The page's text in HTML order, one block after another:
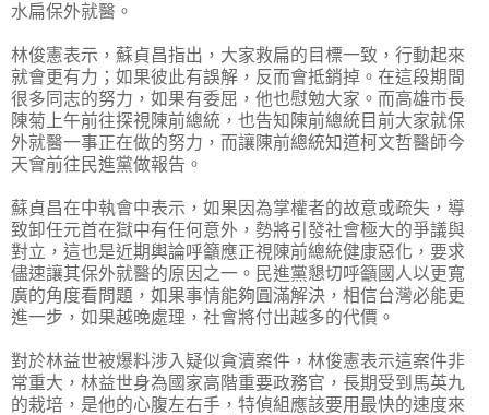
水扁保外就醫。
林俊憲表示，蘇貞昌指出，大家救扁的目標一致，行動起來
就會更有力；如果彼此有誤解，反而會抵銷掉。在這段期間
很多同志的努力，如果有委屈，他也慰勉大家。而高雄市長
陳菊上午前往探視陳前總統，也告知陳前總統目前大家就保
外就醫一事正在做的努力，而讓陳前總統知道柯文哲醫師今
天會前往民進黨做報告。
蘇貞昌在中執會中表示，如果因為掌權者的故意或疏失，導
致卸任元首在獄中有任何意外，勢將引發社會極大的爭議與
對立，這也是近期輿論呼籲應正視陳前總統健康惡化，要求
儘速讓其保外就醫的原因之一。民進黨懇切呼籲國人以更寬
廣的角度看問題，如果事情能夠圓滿解決，相信台灣必能更
進一步，如果越晚處理，社會將付出越多的代價。
對於林益世被爆料涉入疑似貪瀆案件，林俊憲表示這案件非
常重大，林益世身為國家高階重要政務官，長期受到馬英九
的栽培，是他的心腹左右手，特偵組應該要用最快的速度來